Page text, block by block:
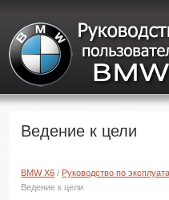
Ведение к цели
BMW X6 / Руководство по
Ведение к цели